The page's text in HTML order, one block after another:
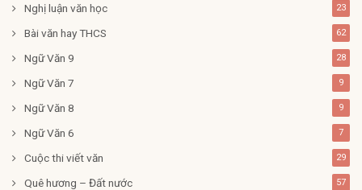
Nghị luận văn học 23
Bài văn hay THCS 62
Ngữ Văn 9 28
Ngữ Văn 7 9
Ngữ Văn 8 9
Ngữ Văn 6 7
Cuộc thi viết văn 29
Quê hương – Đất nước 57